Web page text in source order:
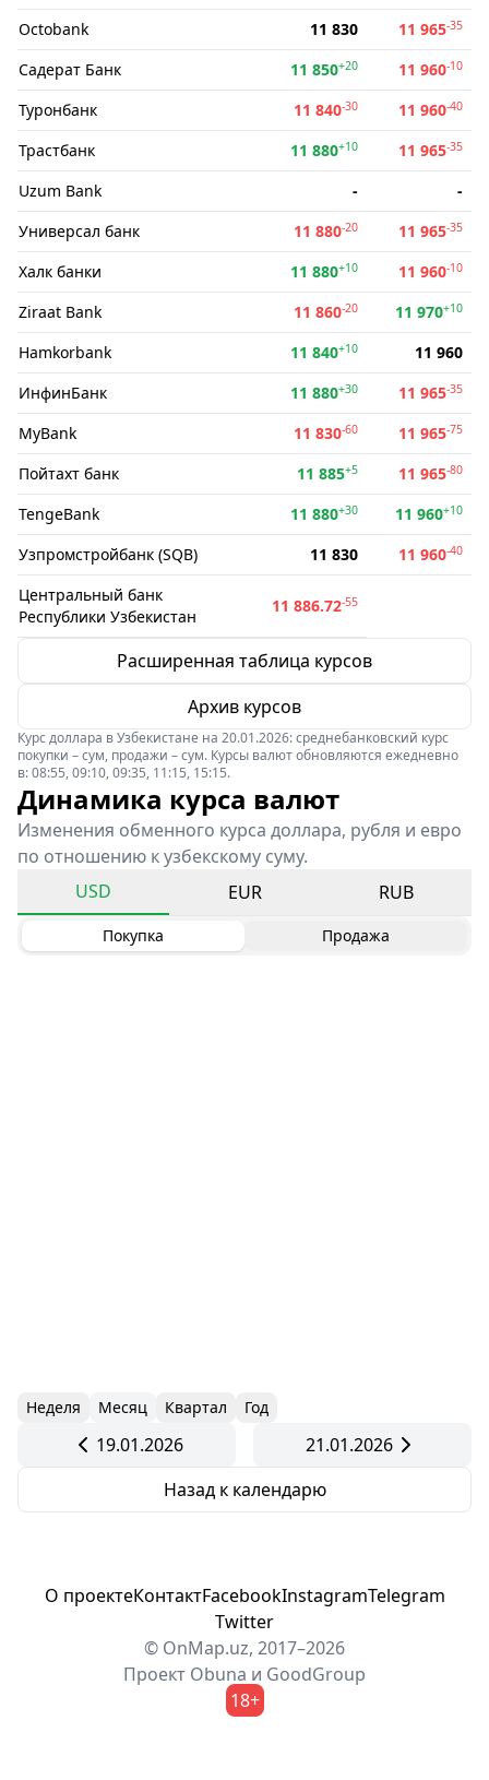
Octobank 11 830 11 965-35
Садерат Банк 11 850+20 11 960-10
Туронбанк 11 840-30 11 960-40
Трастбанк 11 880+10 11 965-35
Uzum Bank -
-
Универсал банк
11 880-20 11 965-35
Халк банки 11 880+10 11 960-10
Ziraat Bank 11 860-20 11 970+10
Hamkorbank 11 840+10
11 960
ИнфинБанк
11 880+30 11 965-35
MyBank 11 830-60 11 965-75
Пойтахт банк 11 885+5 11 965-80
TengeBank 11 880+30 11 960+10
Узпромстройбанк (SQB) 11 830 11 960-40
Центральный банк
Республики Узбекистан
11 886.72-55
Расширенная таблица курсов
Архив курсов
Курс доллара в Узбекистане на 20.01.2026: среднебанковский курс
покупки – сум, продажи – сум. Курсы валют обновляются ежедневно
в: 08:55, 09:10, 09:35, 11:15, 15:15.
Динамика курса валют
Изменения обменного курса доллара, рубля и евро
по отношению к узбекскому суму.
USD
EUR RUB
Покупка Продажа
Неделя Месяц Квартал Год
19.01.2026
21.01.2026
Назад к календарю
О проектеКонтактFacebookInstagramTelegram
Twitter
© OnMap.uz, 2017–2026
Проект Obuna и GoodGroup
18+